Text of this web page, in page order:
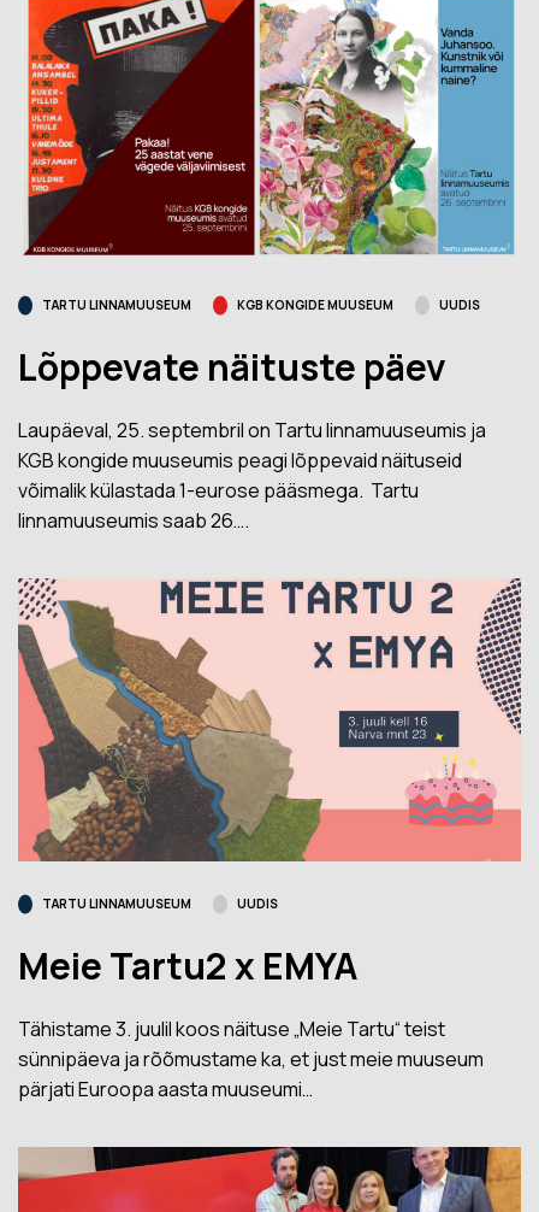
TARTU LINNAMUUSEUM KGB KONGIDE MUUSEUM UUDIS
Lõppevate näituste päev
Laupäeval, 25. septembril on Tartu linnamuuseumis ja
KGB kongide muuseumis peagi lõppevaid näituseid
võimalik külastada 1-eurose pääsmega. Tartu
linnamuuseumis saab 26….
TARTU LINNAMUUSEUM UUDIS
Meie Tartu2 x EMYA
Tähistame 3. juulil koos näituse „Meie Tartu“ teist
sünnipäeva ja rõõmustame ka, et just meie muuseum
pärjati Euroopa aasta muuseumi…